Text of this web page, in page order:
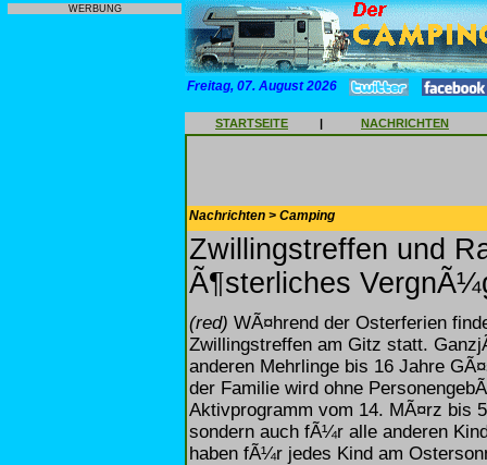
WERBUNG
Freitag, 07. August 2026
STARTSEITE | NACHRICHTEN
Nachrichten > Camping
Zwillingstreffen und
Ã¶sterliches
(red) WÃ¤hrend der Osterferien
Zwillingstreffen am Gitz statt.
anderen Mehrlinge bis 16 Jahre
der Familie wird ohne
Aktivprogramm vom 14. MÃ¤rz bis
sondern auch fÃ¼r alle anderen
haben fÃ¼r jedes Kind am